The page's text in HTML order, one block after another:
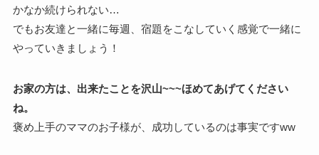
かなか続けられない…
でもお友達と一緒に毎週、宿題をこなしていく感覚で一緒に
やっていきましょう！
お家の方は、出来たことを沢山~~~ほめてあげてください
ね。
褒め上手のママのお子様が、成功しているのは事実ですww